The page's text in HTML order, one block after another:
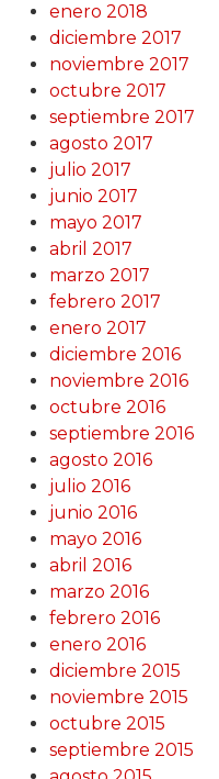
enero 2018
diciembre 2017
noviembre 2017
octubre 2017
septiembre 2017
agosto 2017
julio 2017
junio 2017
mayo 2017
abril 2017
marzo 2017
febrero 2017
enero 2017
diciembre 2016
noviembre 2016
octubre 2016
septiembre 2016
agosto 2016
julio 2016
junio 2016
mayo 2016
abril 2016
marzo 2016
febrero 2016
enero 2016
diciembre 2015
noviembre 2015
octubre 2015
septiembre 2015